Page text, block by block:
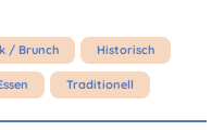
/ Brunch Historisch
Traditionell